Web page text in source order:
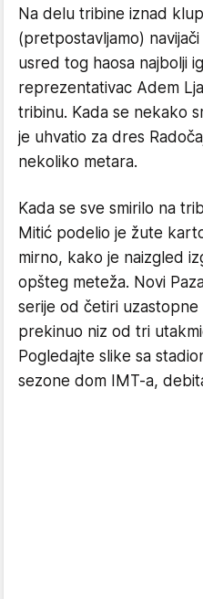
Na delu tribine iznad
(pretpostavljamo)
usred tog haosa najbolji
reprezentativac Adem
tribinu. Kada se nekako
je uhvatio za dres
nekoliko metara.
Kada se sve smirilo na
Mitić podelio je žute
mirno, kako je naizgled
opšteg meteža. Novi
serije od četiri
prekinuo niz od tri
Pogledajte slike sa
sezone dom IMT-a,